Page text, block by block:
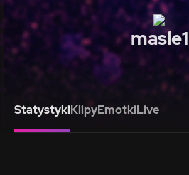
masle1
StatystykiKlipyEmotkiLive